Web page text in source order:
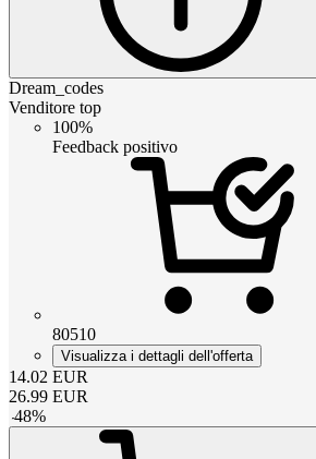
Dream_codes
Venditore top
100%
Feedback positivo
80510
Visualizza i dettagli dell'offerta
14.02 EUR
26.99 EUR
-48%